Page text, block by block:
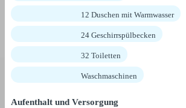
12 Duschen mit Warmwasser
24 Geschirrspülbecken
32 Toiletten
Waschmaschinen
Aufenthalt und Versorgung